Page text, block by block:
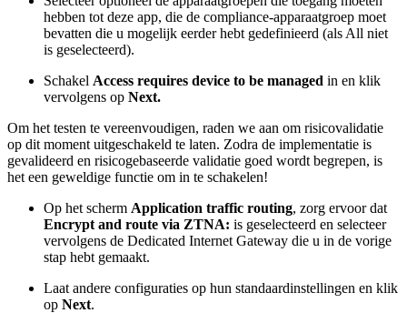
hebben tot deze app, die de compliance-apparaatgroep moet
bevatten die u mogelijk eerder hebt gedefinieerd (als All niet
is geselecteerd).
Schakel Access requires device to be managed in en klik
vervolgens op Next.
Om het testen te vereenvoudigen, raden we aan om risicovalidatie
op dit moment uitgeschakeld te laten. Zodra de implementatie is
gevalideerd en risicogebaseerde validatie goed wordt begrepen, is
het een geweldige functie om in te schakelen!
Op het scherm Application traffic routing, zorg ervoor dat
Encrypt and route via ZTNA: is geselecteerd en selecteer
vervolgens de Dedicated Internet Gateway die u in de vorige
stap hebt gemaakt.
Laat andere configuraties op hun standaardinstellingen en klik
op Next.